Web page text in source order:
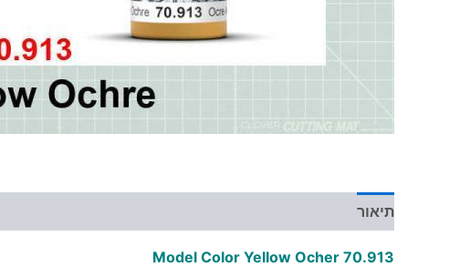
תיאור
Model Color Yellow Ocher 70.913